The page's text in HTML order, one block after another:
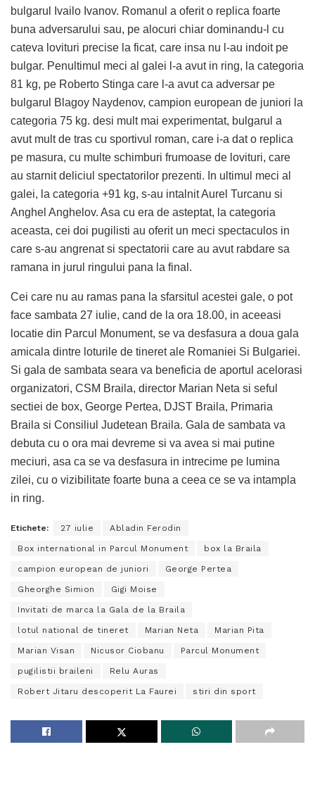
bulgarul Ivailo Ivanov. Romanul a oferit o replica foarte
buna adversarului sau, pe alocuri chiar dominandu-l cu
cateva lovituri precise la ficat, care insa nu l-au indoit pe
bulgar. Penultimul meci al galei l-a avut in ring, la categoria
81 kg, pe Roberto Stinga care l-a avut ca adversar pe
bulgarul Blagoy Naydenov, campion european de juniori la
categoria 75 kg. desi mult mai experimentat, bulgarul a
avut mult de tras cu sportivul roman, care i-a dat o replica
pe masura, cu multe schimburi frumoase de lovituri, care
au starnit deliciul spectatorilor prezenti. In ultimul meci al
galei, la categoria +91 kg, s-au intalnit Aurel Turcanu si
Anghel Anghelov. Asa cu era de asteptat, la categoria
aceasta, cei doi pugilisti au oferit un meci spectaculos in
care s-au angrenat si spectatorii care au avut rabdare sa
ramana in jurul ringului pana la final.
Cei care nu au ramas pana la sfarsitul acestei gale, o pot
face sambata 27 iulie, cand de la ora 18.00, in aceeasi
locatie din Parcul Monument, se va desfasura a doua gala
amicala dintre loturile de tineret ale Romaniei Si Bulgariei.
Si gala de sambata seara va beneficia de aportul acelorasi
organizatori, CSM Braila, director Marian Neta si seful
sectiei de box, George Pertea, DJST Braila, Primaria
Braila si Consiliul Judetean Braila. Gala de sambata va
debuta cu o ora mai devreme si va avea si mai putine
meciuri, asa ca se va desfasura in intrecime pe lumina
zilei, cu o vizibilitate foarte buna a ceea ce se va intampla
in ring.
Etichete: 27 iulie Abladin Ferodin
Box international in Parcul Monument box la Braila
campion european de juniori George Pertea
Gheorghe Simion Gigi Moise
Invitati de marca la Gala de la Braila
lotul national de tineret Marian Neta Marian Pita
Marian Visan Nicusor Ciobanu Parcul Monument
pugilistii braileni Relu Auras
Robert Jitaru descoperit La Faurei stiri din sport